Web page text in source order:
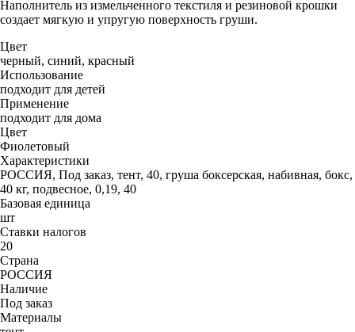
Наполнитель из измельченного текстиля и резиновой крошки
создает мягкую и упругую поверхность груши.
Цвет
черный, синий, красный
Использование
подходит для детей
Применение
подходит для дома
Цвет
Фиолетовый
Характеристики
РОССИЯ, Под заказ, тент, 40, груша боксерская, набивная, бокс,
40 кг, подвесное, 0,19, 40
Базовая единица
шт
Ставки налогов
20
Страна
РОССИЯ
Наличие
Под заказ
Материалы